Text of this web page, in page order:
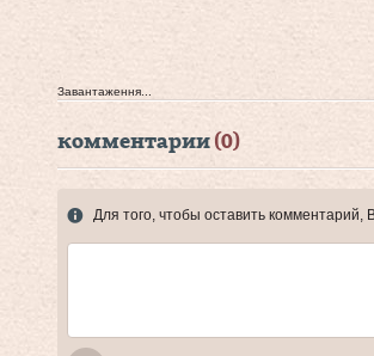
Завантаження...
комментарии (0)
Для того, чтобы оставить